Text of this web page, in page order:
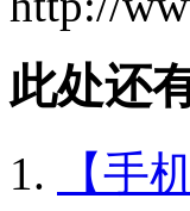
此处还
【手